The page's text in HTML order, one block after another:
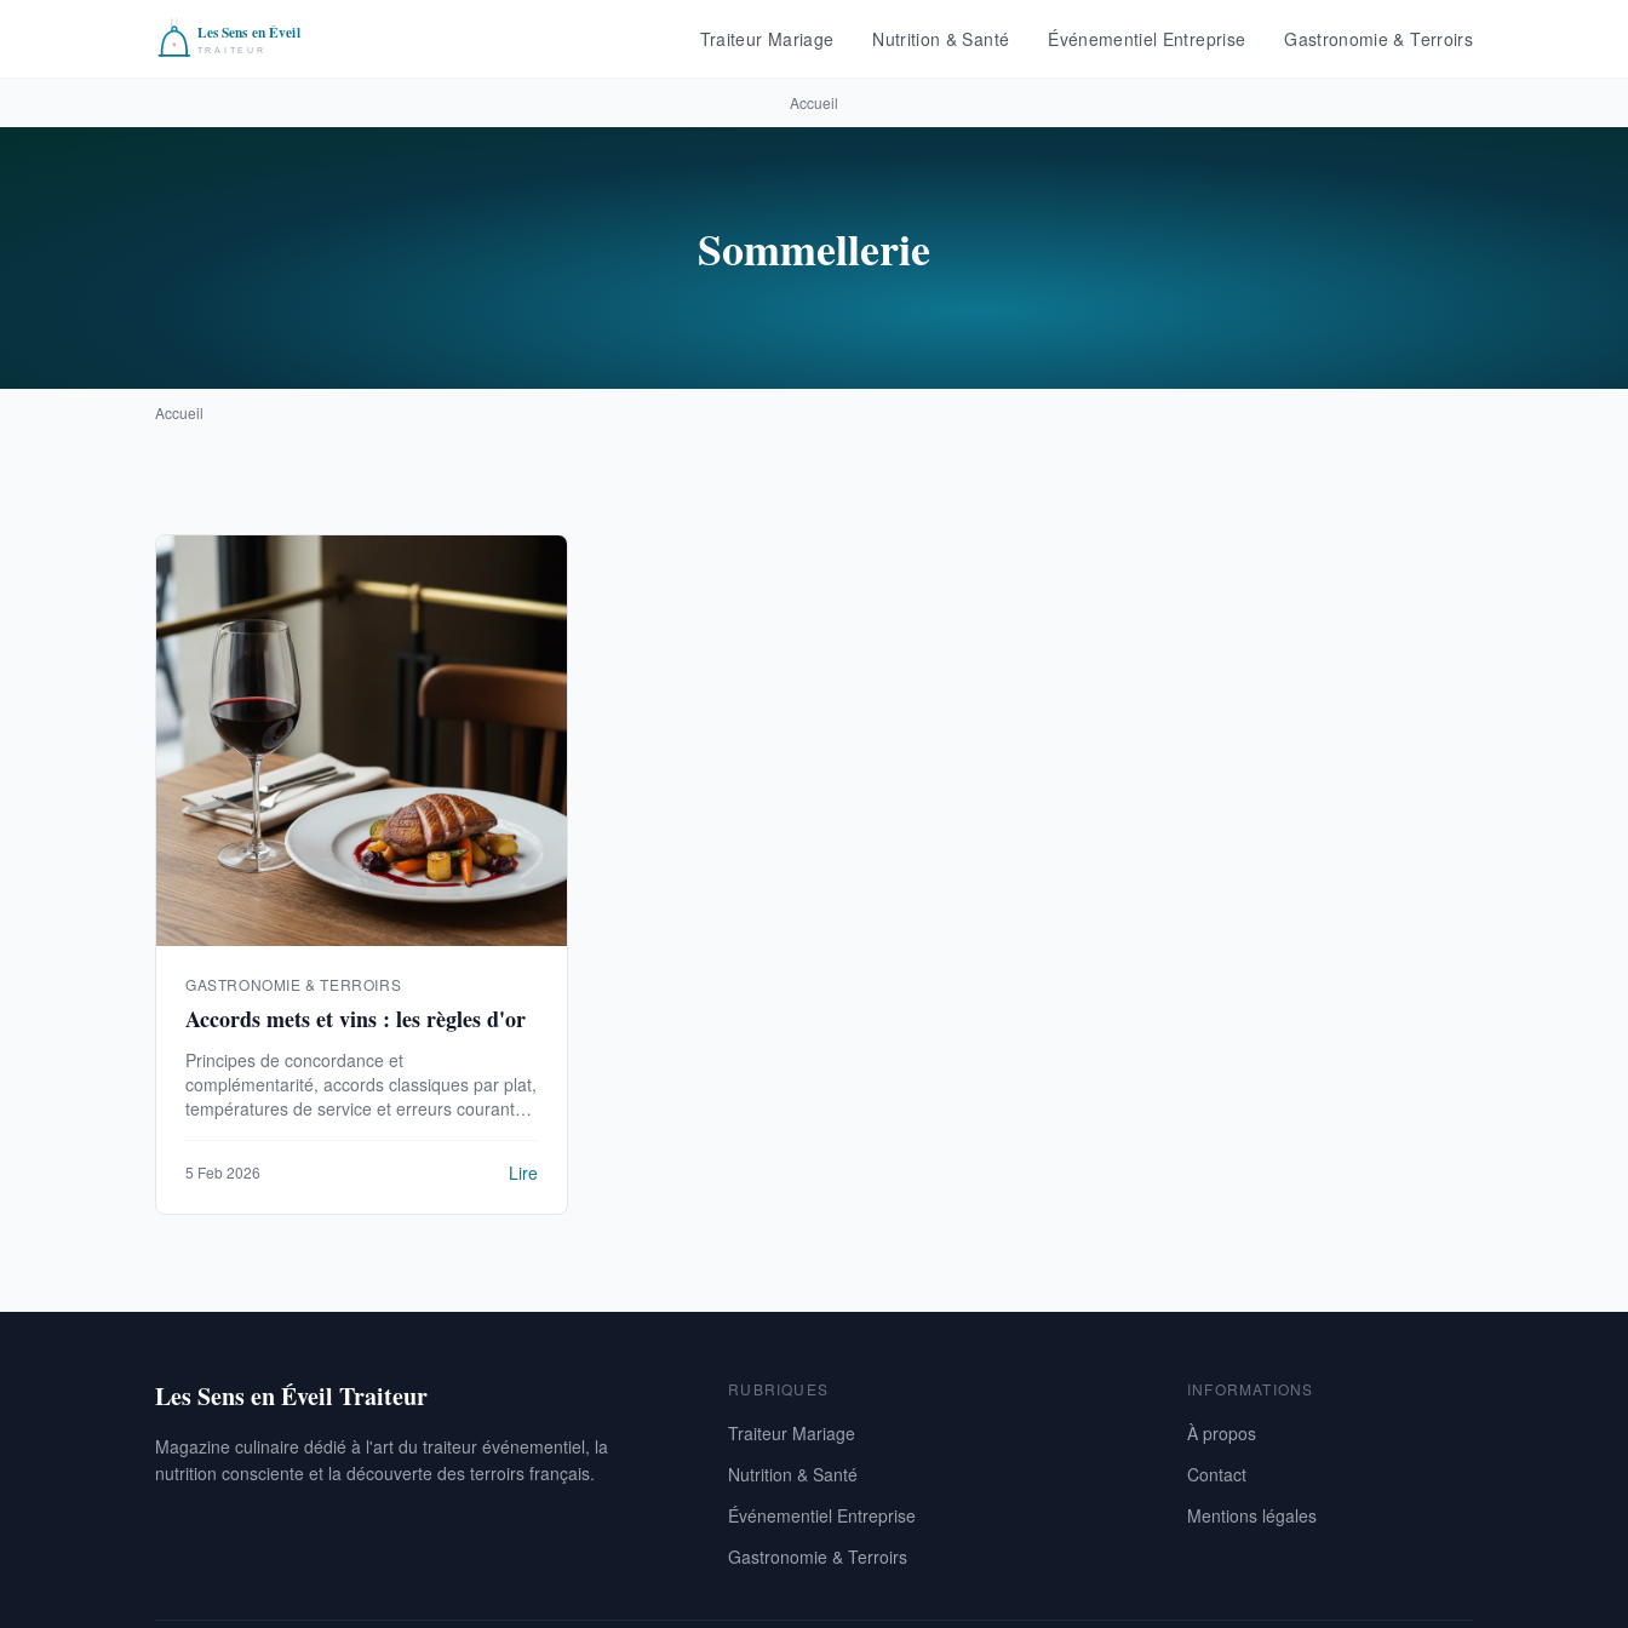
Traiteur Mariage Nutrition & Santé Événementiel Entreprise Gastronomie & Terroirs
Accueil
Sommellerie
Accueil
GASTRONOMIE & TERROIRS
Accords mets et vins : les règles d'or
Principes de concordance et
complémentarité, accords classiques par plat,
températures de service et erreurs courantes
5 Feb 2026 Lire
Les Sens en Éveil Traiteur
Magazine culinaire dédié à l'art du traiteur événementiel, la
nutrition consciente et la découverte des terroirs français.
RUBRIQUES
Traiteur Mariage
Nutrition & Santé
Événementiel Entreprise
Gastronomie & Terroirs
INFORMATIONS
À propos
Contact
Mentions légales